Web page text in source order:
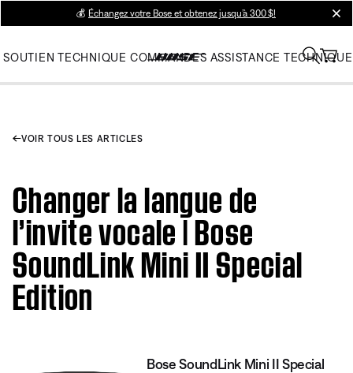
💰 Échangez votre Bose et obtenez jusqu’à 300 $!
SOUTIEN TECHNIQUE COMMANDES ASSISTANCE TECHNIQUE
VOIR TOUS LES ARTICLES
Changer la langue de
l’invite vocale | Bose
SoundLink Mini II Special
Edition
Bose SoundLink Mini II Special